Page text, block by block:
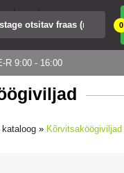
R 9:00 - 16:00
0
kataloog » Kõrvitsaköögiviljad